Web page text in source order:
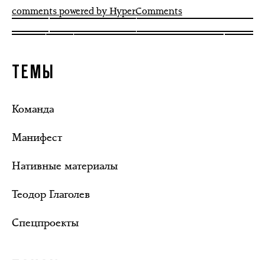
comments powered by HyperComments
ТЕМЫ
Команда
Манифест
Нативные материалы
Теодор Глаголев
Спецпроекты